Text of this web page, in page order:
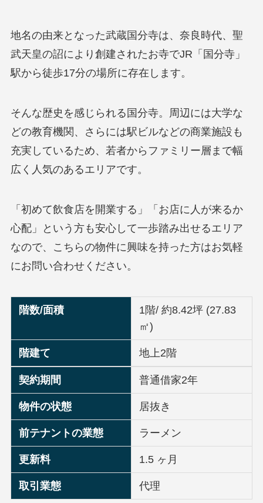
地名の由来となった武蔵国分寺は、奈良時代、聖
武天皇の詔により創建されたお寺でJR「国分寺」
駅から徒歩17分の場所に存在します。
そんな歴史を感じられる国分寺。周辺には大学な
どの教育機関、さらには駅ビルなどの商業施設も
充実しているため、若者からファミリー層まで幅
広く人気のあるエリアです。
「初めて飲食店を開業する」「お店に人が来るか
心配」という方も安心して一歩踏み出せるエリア
なので、こちらの物件に興味を持った方はお気軽
にお問い合わせください。
階数/面積
1階/ 約8.42坪 (27.83
㎡)
階建て 地上2階
契約期間 普通借家2年
物件の状態 居抜き
前テナントの業態 ラーメン
更新料 1.5 ヶ月
取引業態 代理